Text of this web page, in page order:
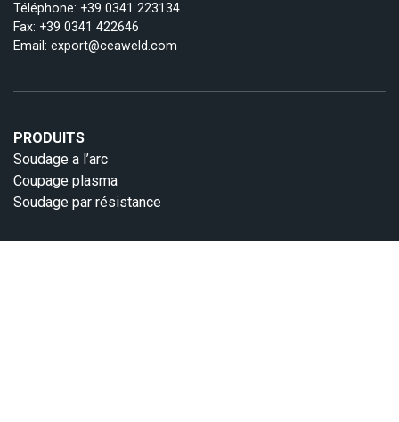
Téléphone: +39 0341 223134
Fax: +39 0341 422646
Email: export@ceaweld.com
PRODUITS
Soudage a l’arc
Coupage plasma
Soudage par résistance